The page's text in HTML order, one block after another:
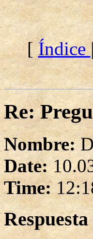
[Índice
Re:
Nombre:
Date:
Time:
Respuesta